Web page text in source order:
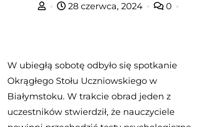
28 czerwca, 2024 0
W ubiegłą sobotę odbyło się spotkanie
Okrągłego Stołu Uczniowskiego w
Białymstoku. W trakcie obrad jeden z
uczestników stwierdził, że nauczyciele